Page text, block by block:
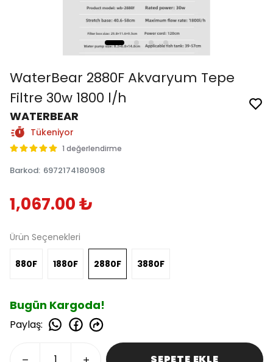
WaterBear 2880F Akvaryum Tepe
Filtre 30w 1800 l/h
WATERBEAR
Tükeniyor
1 değerlendirme
Barkod: 6972174180908
1,067.00 ₺
Ürün Seçenekleri
880F 1880F 2880F 3880F
Bugün Kargoda!
Paylaş: